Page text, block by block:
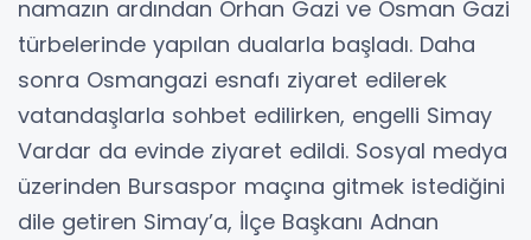
namazın ardından Orhan Gazi ve Osman Gazi
türbelerinde yapılan dualarla başladı. Daha
sonra Osmangazi esnafı ziyaret edilerek
vatandaşlarla sohbet edilirken, engelli Simay
Vardar da evinde ziyaret edildi. Sosyal medya
üzerinden Bursaspor maçına gitmek istediğini
dile getiren Simay’a, İlçe Başkanı Adnan